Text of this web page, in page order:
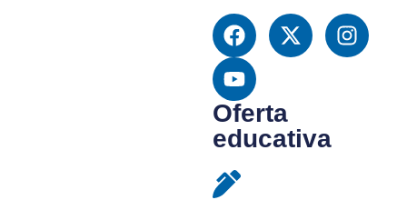
Oferta
educativa